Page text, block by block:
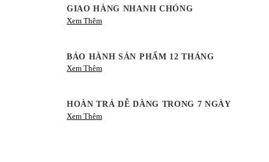
GIAO HÀNG NHANH CHÓNG
Xem Thêm
BẢO HÀNH SẢN PHẨM 12 THÁNG
Xem Thêm
HOÀN TRẢ DỄ DÀNG TRONG 7 NGÀY
Xem Thêm